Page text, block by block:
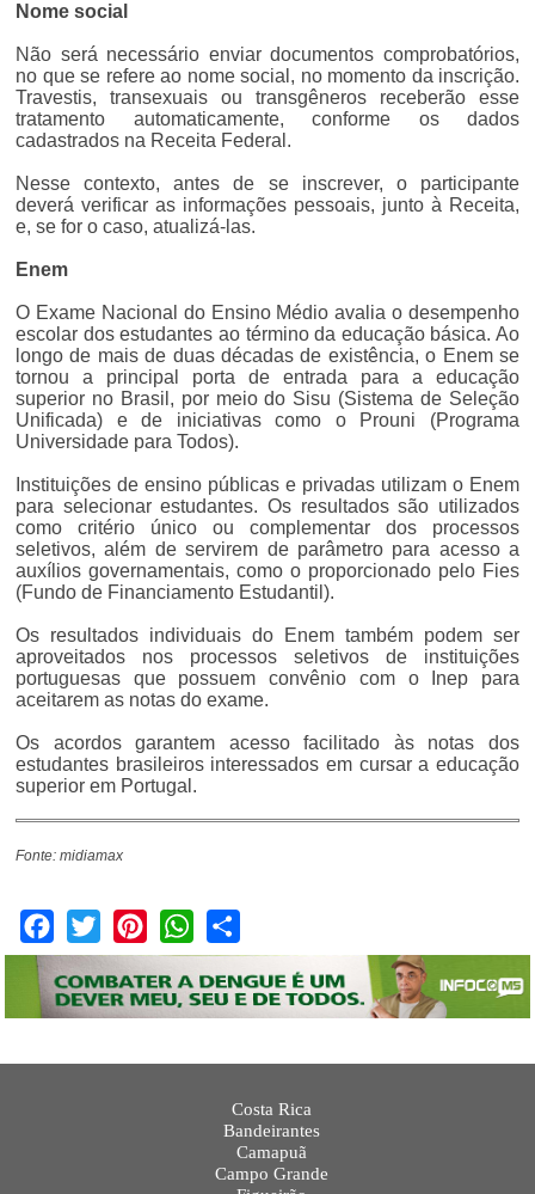
Nome social
Não será necessário enviar documentos comprobatórios,
no que se refere ao nome social, no momento da inscrição.
Travestis, transexuais ou transgêneros receberão esse
tratamento automaticamente, conforme os dados
cadastrados na Receita Federal.
Nesse contexto, antes de se inscrever, o participante
deverá verificar as informações pessoais, junto à Receita,
e, se for o caso, atualizá-las.
Enem
O Exame Nacional do Ensino Médio avalia o desempenho
escolar dos estudantes ao término da educação básica. Ao
longo de mais de duas décadas de existência, o Enem se
tornou a principal porta de entrada para a educação
superior no Brasil, por meio do Sisu (Sistema de Seleção
Unificada) e de iniciativas como o Prouni (Programa
Universidade para Todos).
Instituições de ensino públicas e privadas utilizam o Enem
para selecionar estudantes. Os resultados são utilizados
como critério único ou complementar dos processos
seletivos, além de servirem de parâmetro para acesso a
auxílios governamentais, como o proporcionado pelo Fies
(Fundo de Financiamento Estudantil).
Os resultados individuais do Enem também podem ser
aproveitados nos processos seletivos de instituições
portuguesas que possuem convênio com o Inep para
aceitarem as notas do exame.
Os acordos garantem acesso facilitado às notas dos
estudantes brasileiros interessados em cursar a educação
superior em Portugal.
Fonte: midiamax
Facebook
Twitter PinterestWhatsApp
Costa Rica
Bandeirantes
Camapuã
Campo Grande